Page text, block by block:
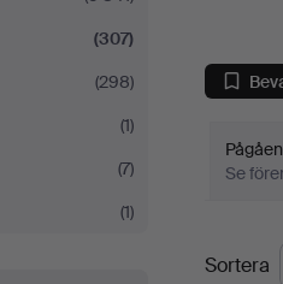
(307)
(298)
(1)
(7)
(1)
Se
Sortera